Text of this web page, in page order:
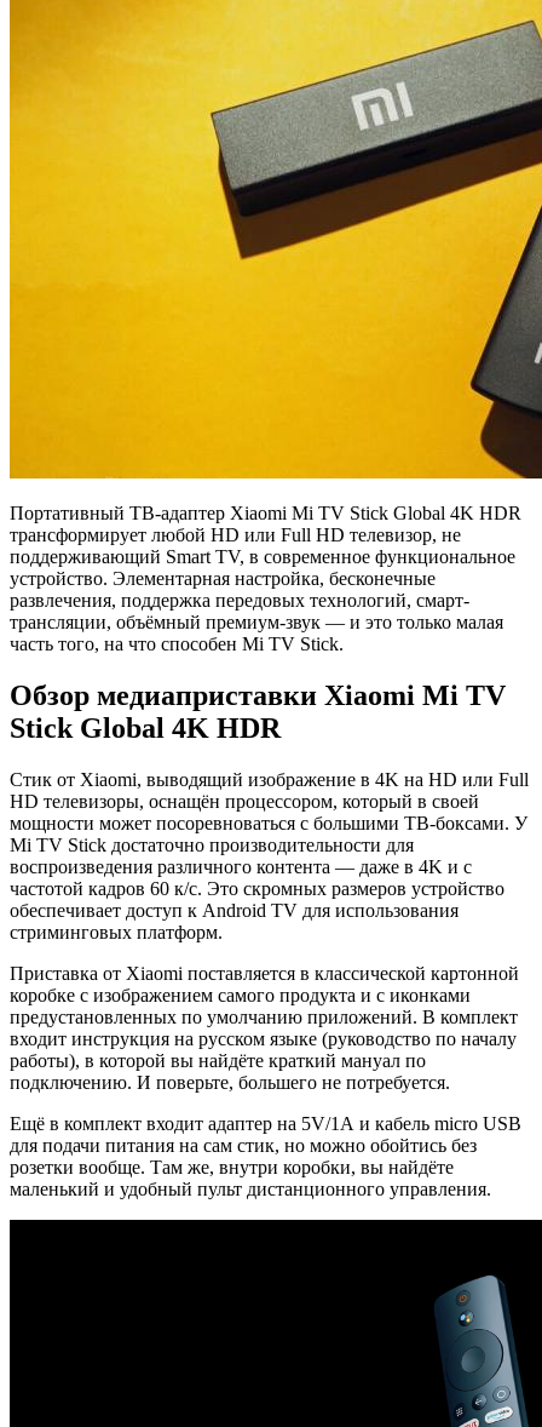
Портативный ТВ-адаптер Xiaomi Mi TV Stick Global 4K HDR
трансформирует любой HD или Full HD телевизор, не
поддерживающий Smart TV, в современное функциональное
устройство. Элементарная настройка, бесконечные
развлечения, поддержка передовых технологий, смарт-
трансляции, объёмный премиум-звук — и это только малая
часть того, на что способен Mi TV Stick.
Обзор медиаприставки Xiaomi Mi TV
Stick Global 4K HDR
Стик от Xiaomi, выводящий изображение в 4K на HD или Full
HD телевизоры, оснащён процессором, который в своей
мощности может посоревноваться с большими ТВ-боксами. У
Mi TV Stick достаточно производительности для
воспроизведения различного контента — даже в 4K и с
частотой кадров 60 к/с. Это скромных размеров устройство
обеспечивает доступ к Android TV для использования
стриминговых платформ.
Приставка от Xiaomi поставляется в классической картонной
коробке с изображением самого продукта и с иконками
предустановленных по умолчанию приложений. В комплект
входит инструкция на русском языке (руководство по началу
работы), в которой вы найдёте краткий мануал по
подключению. И поверьте, большего не потребуется.
Ещё в комплект входит адаптер на 5V/1А и кабель micro USB
для подачи питания на сам стик, но можно обойтись без
розетки вообще. Там же, внутри коробки, вы найдёте
маленький и удобный пульт дистанционного управления.